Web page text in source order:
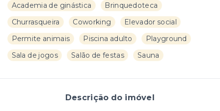
Academia de ginástica
Brinquedoteca
Churrasqueira
Coworking
Elevador social
Permite animais
Piscina adulto
Playground
Sala de jogos
Salão de festas Sauna
Descrição do imóvel